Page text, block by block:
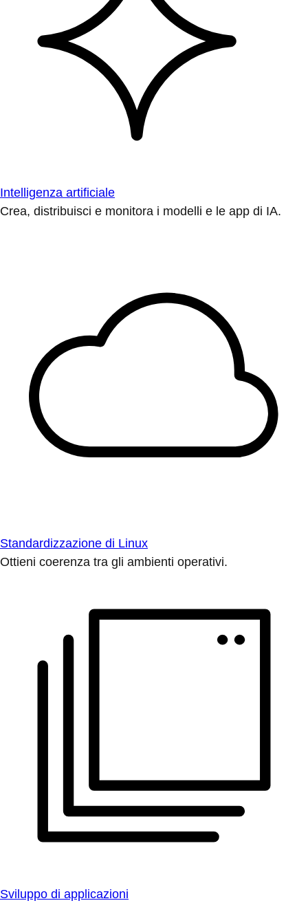
Intelligenza artificiale
Crea, distribuisci e monitora i modelli e le app di IA.
Standardizzazione di Linux
Ottieni coerenza tra gli ambienti operativi.
Sviluppo di applicazioni